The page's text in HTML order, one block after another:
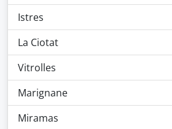
Istres
La Ciotat
Vitrolles
Marignane
Miramas